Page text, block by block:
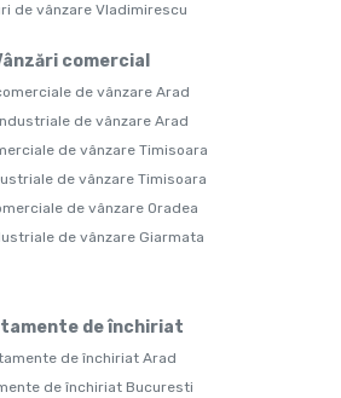
de vânzare Vladimirescu
comercial
de vânzare Arad
de vânzare Arad
de vânzare Timisoara
de vânzare Timisoara
de vânzare Oradea
de vânzare Giarmata
de închiriat
de închiriat Arad
de închiriat Bucuresti